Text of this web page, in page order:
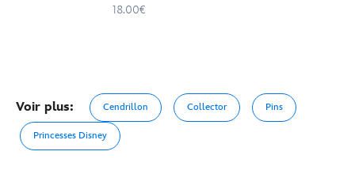
Monstres Academy
18.00€
Voir plus: Cendrillon Collector Pins
Princesses Disney